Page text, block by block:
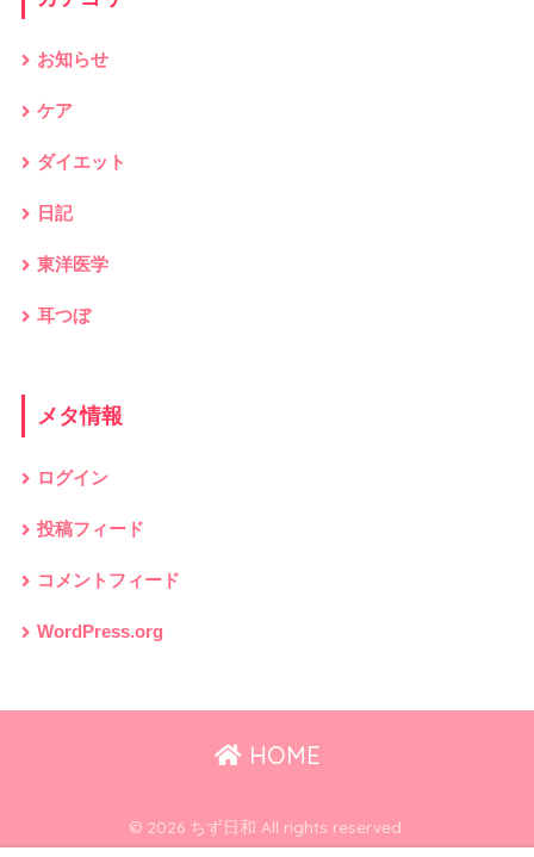
お知らせ
ケア
ダイエット
日記
東洋医学
耳つぼ
メタ情報
ログイン
投稿フィード
コメントフィード
WordPress.org
HOME
© 2026 ちず日和 All rights reserved.